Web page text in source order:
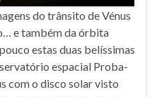
do trânsito de Vénus
e também da órbita
estas duas belíssimas
espacial Proba-
com o disco solar visto